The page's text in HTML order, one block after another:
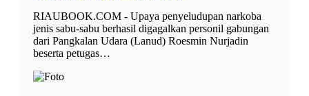
RIAUBOOK.COM - Upaya penyeludupan narkoba
jenis sabu-sabu berhasil digagalkan personil gabungan
dari Pangkalan Udara (Lanud) Roesmin Nurjadin
beserta petugas…